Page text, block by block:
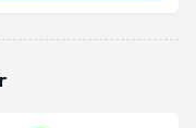
almanız için bir